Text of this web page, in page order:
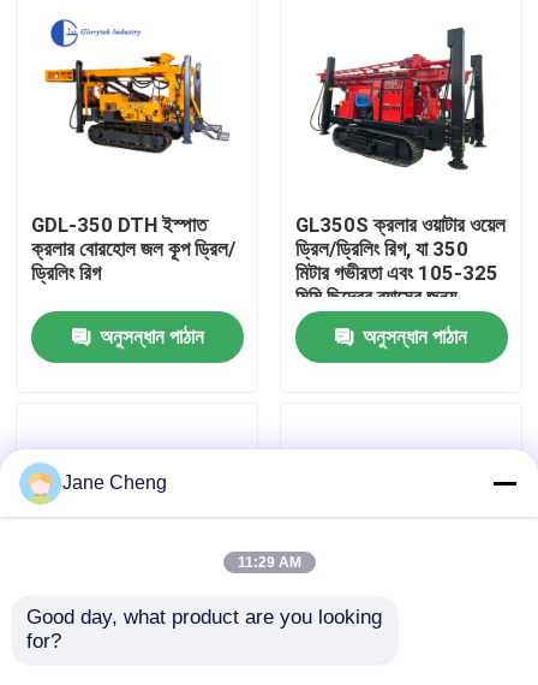
পণ্য
আমাদের সম্পর্কে
কারখানা ভ্রমণ
মান নিয়ন্ত্রণ
খবর
মামলা
উদ্ধৃতির জন্য আবেদন
GDL-350 DTH ইস্পাত
ক্রলার বোরহোল জল কূপ ড্রিল/
ড্রিলিং রিগ
অনুসন্ধান পাঠান
GL350S ক্রলার ওয়াটার ওয়েল
ড্রিল/ড্রিলিং রিগ, যা 350
মিটার গভীরতা এবং 105-325
মিমি ছিদ্রের ব্যাসের জন্য
উপযুক্ত
অনুসন্ধান পাঠান
350m ক্রলার টাইপ গভীর
Jane Cheng
11:29 AM
Good day, what product are you looking
for?